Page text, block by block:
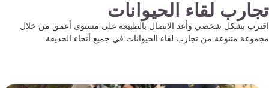
تجارب لقاء الحيوانات
اقترب بشكل شخصي وأعد الاتصال بالطبيعة على مستوى أعمق من خلال
مجموعة متنوعة من تجارب لقاء الحيوانات في جميع أنحاء الحديقة.